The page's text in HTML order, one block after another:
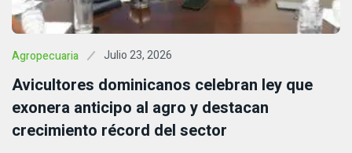
Agropecuaria Julio 23, 2026
Avicultores dominicanos celebran ley que
exonera anticipo al agro y destacan
crecimiento récord del sector